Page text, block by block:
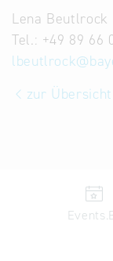
Lena Beutlrock
Tel.: +49 89 66
zur Übersicht